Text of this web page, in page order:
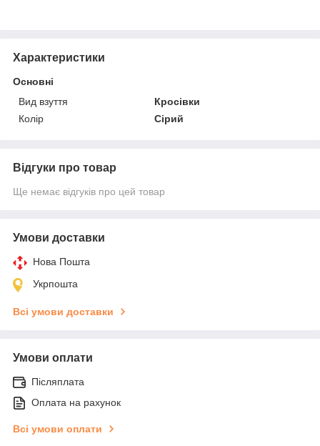
Характеристики
Основні
Вид взуття
Кросівки
Колір
Сірий
Відгуки про товар
Ще немає відгуків про цей товар
Умови доставки
Нова Пошта
Укрпошта
Всі умови доставки
Умови оплати
Післяплата
Оплата на рахунок
Всі умови оплати